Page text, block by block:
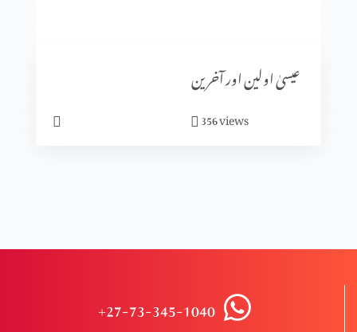
ابدی سلامتی
کیا آپ پریشان ہیں؟
مجھ گنہگار پر رحم فرما
عیسیٰ اولین اور آخرین
356views
+27-73-345-1040